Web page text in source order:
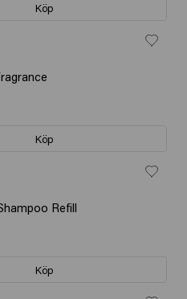
Köp
Köp
Refill
Köp